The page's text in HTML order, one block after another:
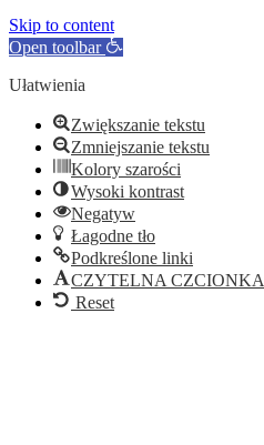
Skip to content
Open toolbar
Ułatwienia
Zwiększanie tekstu
Zmniejszanie tekstu
Kolory szarości
Wysoki kontrast
Negatyw
Łagodne tło
Podkreślone linki
CZYTELNA CZCIONKA
Reset